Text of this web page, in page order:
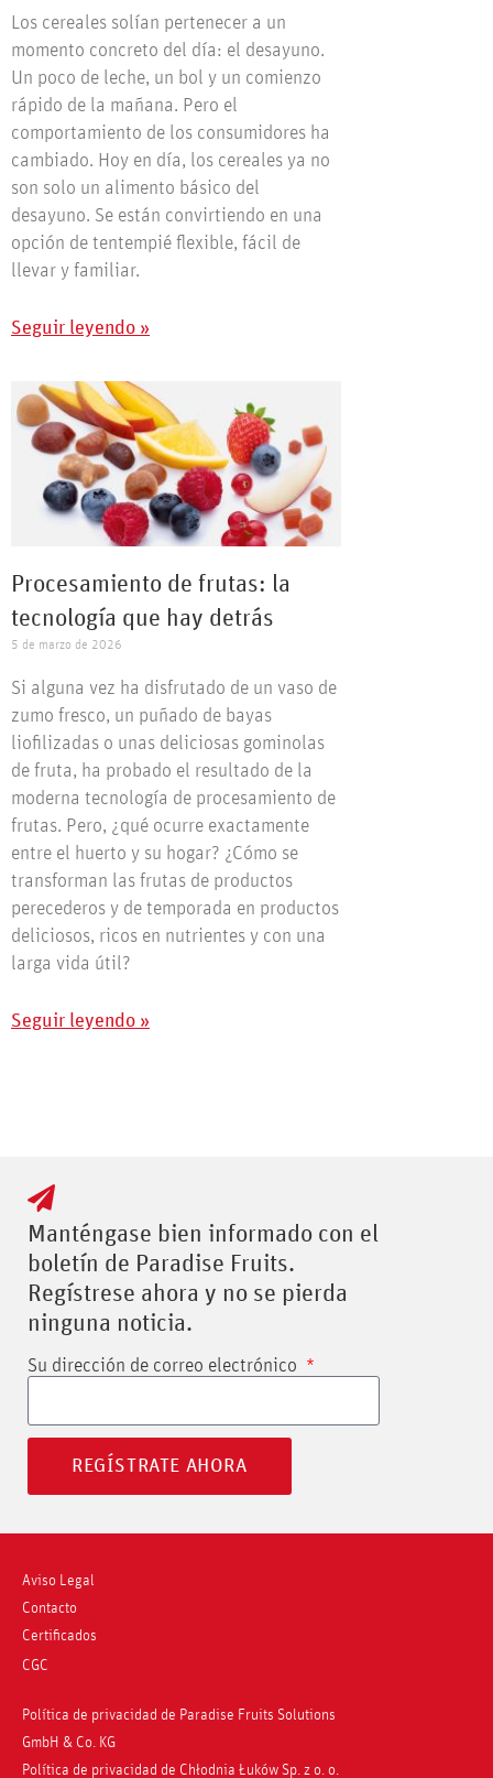
Los cereales solían pertenecer a un
momento concreto del día: el desayuno.
Un poco de leche, un bol y un comienzo
rápido de la mañana. Pero el
comportamiento de los consumidores ha
cambiado. Hoy en día, los cereales ya no
son solo un alimento básico del
desayuno. Se están convirtiendo en una
opción de tentempié flexible, fácil de
llevar y familiar.
Seguir leyendo »
Procesamiento de frutas: la
tecnología que hay detrás
5 de marzo de 2026
Si alguna vez ha disfrutado de un vaso de
zumo fresco, un puñado de bayas
liofilizadas o unas deliciosas gominolas
de fruta, ha probado el resultado de la
moderna tecnología de procesamiento de
frutas. Pero, ¿qué ocurre exactamente
entre el huerto y su hogar? ¿Cómo se
transforman las frutas de productos
perecederos y de temporada en productos
deliciosos, ricos en nutrientes y con una
larga vida útil?
Seguir leyendo »
Manténgase bien informado con el
boletín de Paradise Fruits.
Regístrese ahora y no se pierda
ninguna noticia.
Su dirección de correo electrónico
REGÍSTRATE AHORA
Aviso Legal
Contacto
Certificados
CGC
Política de privacidad de Paradise Fruits Solutions
GmbH & Co. KG
Política de privacidad de Chłodnia Łuków Sp. z o. o.